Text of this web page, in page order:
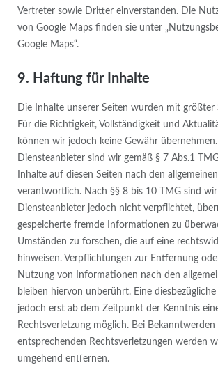
Vertreter sowie Dritter einverstanden. Die
von Google Maps finden sie unter
Google Maps“.
9. Haftung für Inhalte
Die Inhalte unserer Seiten wurden mit größter
Für die Richtigkeit, Vollständigkeit und
können wir jedoch keine Gewähr
Diensteanbieter sind wir gemäß § 7 Abs.1
Inhalte auf diesen Seiten nach den
verantwortlich. Nach §§ 8 bis 10 TMG sind wir
Diensteanbieter jedoch nicht verpflichtet,
gespeicherte fremde Informationen zu
Umständen zu forschen, die auf eine
hinweisen. Verpflichtungen zur Entfernung
Nutzung von Informationen nach den
bleiben hiervon unberührt. Eine
jedoch erst ab dem Zeitpunkt der Kenntnis
Rechtsverletzung möglich. Bei Bekanntwerden
entsprechenden Rechtsverletzungen werden
umgehend entfernen.